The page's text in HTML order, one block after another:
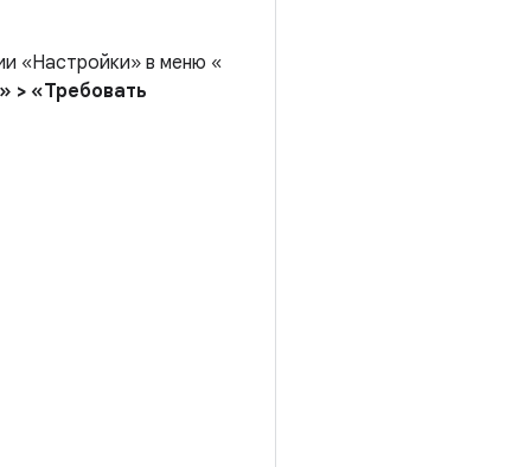
«Настройки» в меню «
> «Требовать